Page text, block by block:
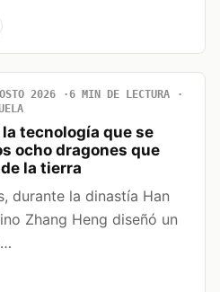
2026
6 MIN DE LECTURA
tecnología que se
ocho dragones que
la tierra
durante la dinastía Han
Zhang Heng diseñó un